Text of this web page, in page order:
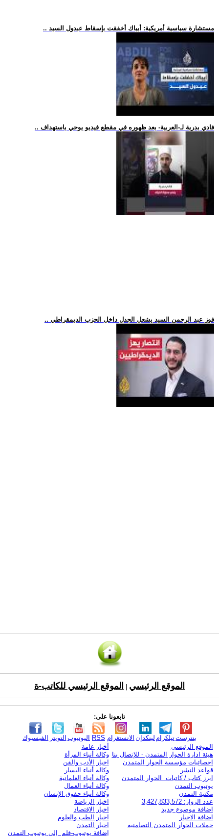
.. مستشارة سياسية أمريكية: أيباك أخفقت بإسقاط عبدول السيد
.. فادي بدرية لـ-العربية- بعد ظهوره في مقطع فيديو يوحي باستهداف
.. فوز عبد الرحمن السيد يشعل الجدل داخل الحزب الديمقراطي
الموقع الرئيسي الموقع الرئيسي للكاتب-ة
تابعونا على:
الفيسبوك التويتر اليوتيوب RSS الانستغرام لينكدإن تيلكرامبنترست
الموقع الرئيسي
هيئة ادارة الحوار المتمدن - للإتصال بنا
إحصائيات مؤسسة الحوار المتمدن
قواعد النشر
ابرز كتاب / كاتبات الحوار المتمدن
يوتيوب التمدن
مكتبة التمدن
عدد الزوار: 3,427,833,572
اضافة موضوع جديد
اضافة الاخبار
حملات الحوار المتمدن التضامنية
أخبار عامة
وكالة أنباء المرأة
اخبار الأدب والفن
وكالة أنباء اليسار
وكالة أنباء العلمانية
وكالة أنباء العمال
وكالة أنباء حقوق الإنسان
اخبار الرياضة
اخبار الاقتصاد
اخبار الطب والعلوم
اخبار التمدن
إضافة يوتيوب-فلم إلى يوتيوب التمدن